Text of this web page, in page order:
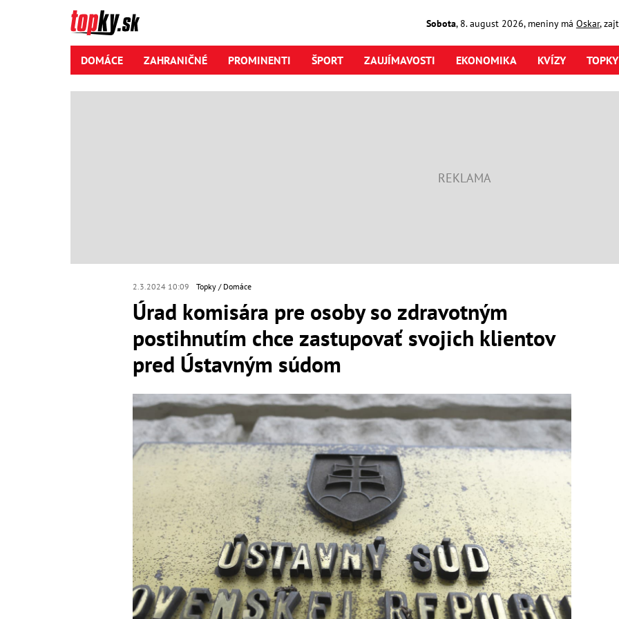
Sobota, 8. august2026, meniny má Oskar,
DOMÁCE ZAHRANIČNÉ PROMINENTI ŠPORT ZAUJÍMAVOSTI EKONOMIKA KVÍZY
2.3.2024 10:09 Topky Domáce
Úrad komisára pre osoby so zdravotným
postihnutím chce zastupovať svojich klientov
pred Ústavným súdom